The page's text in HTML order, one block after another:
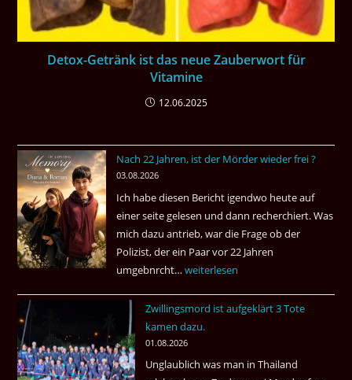
Detox-Getränk ist das neue Zauberwort für
Vitamine
12.06.2025
Nach 22 Jahren, ist der Mörder wieder frei ?
03.08.2026
Ich habe diesen Bericht igendwo heute auf
einer seite gelesen und dann recherchiert. Was
mich dazu antrieb, war die Frage ob der
Polizist, der ein Paar vor 22 Jahren
umgebnrcht…Nach
Jahren,
ist
der
Mörder
weiterlesen
Zwillingsmord ist aufgeklärt 3 Tote
kamen dazu.
01.08.2026
Unglaublich was man in Thailand